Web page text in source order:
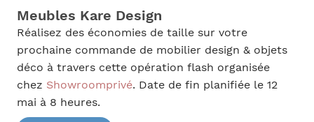
Meubles Kare Design
Réalisez des économies de taille sur votre
prochaine commande de mobilier design & objets
déco à travers cette opération flash organisée
chez Showroomprivé. Date de fin planifiée le 12
mai à 8 heures.